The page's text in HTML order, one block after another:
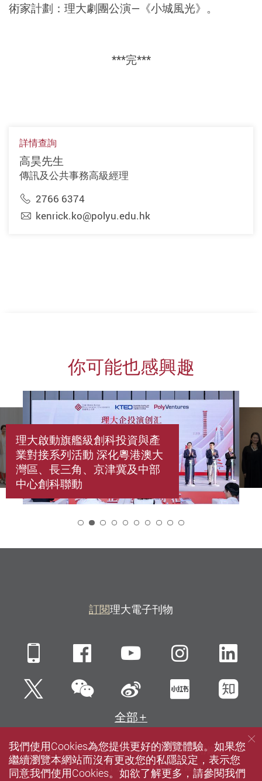
術家計劃：理大劇團公演—《小城風光》。
***完***
詳情查詢
高昊先生
傳訊及公共事務高級經理
2766 6374
kenrick.ko@polyu.edu.hk
你可能也感興趣
理大啟動旗艦級創科投資與產
業對接系列活動 深化粵港澳大
灣區、長三角、京津冀及中部
中心創科聯動
訂閱理大電子刊物
Mobile FacebookYouTube
Twitter微信 新浪微博小紅書知
全部
網站指南 聯絡我們 私隱政策聲明
使用條款
無障礙網頁
招聘 傳媒 圖書館
我們使用Cookies為您提供更好的瀏覽體驗。如果您
繼續瀏覽本網站而沒有更改您的私隱設定，表示您
同意我們使用Cookies。如欲了解更多，請參閱我們